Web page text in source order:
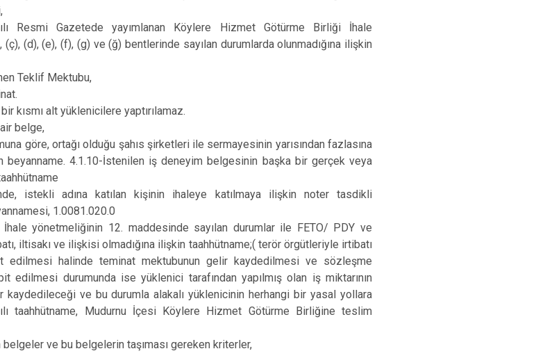
Resmi Gazetede yayımlanan Köylere Hizmet Götürme Birliği İhale
(d), (e), (f), (g) ve (ğ) bentlerinde sayılan durumlarda olunmadığına ilişkin
Teklif Mektubu,
kısmı alt yüklenicilere yaptırılamaz.
belge,
göre, ortağı olduğu şahıs şirketleri ile sermayesinin yarısından fazlasına
4.1.10-İstenilen iş deneyim belgesinin başka bir gerçek veya
istekli adına katılan kişinin ihaleye katılmaya ilişkin noter tasdikli
1.0081.020.0
yönetmeliğinin 12. maddesinde sayılan durumlar ile FETO/ PDY ve
iltisakı ve ilişkisi olmadığına ilişkin taahhütname;( terör örgütleriyle irtibatı
edilmesi halinde teminat mektubunun gelir kaydedilmesi ve sözleşme
edilmesi durumunda ise yüklenici tarafından yapılmış olan iş miktarının
ve bu durumla alakalı yüklenicinin herhangi bir yasal yollara
taahhütname, Mudurnu İçesi Köylere Hizmet Götürme Birliğine teslim
ve bu belgelerin taşıması gereken kriterler,